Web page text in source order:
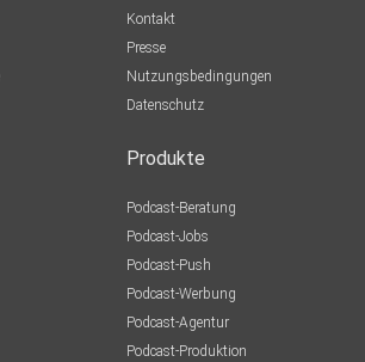
Kontakt
Presse
Nutzungsbedingungen
Datenschutz
Produkte
Podcast-Beratung
Podcast-Jobs
Podcast-Push
Podcast-Werbung
Podcast-Agentur
Podcast-Produktion